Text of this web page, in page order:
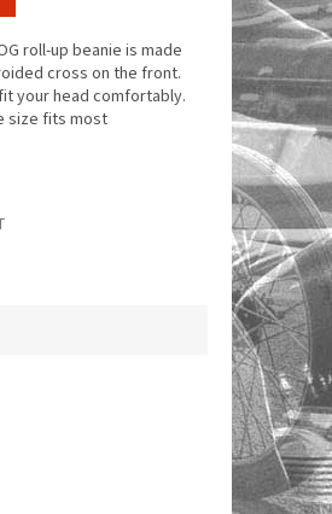
roll-up beanie is made
cross on the front.
your head comfortably.
size fits most